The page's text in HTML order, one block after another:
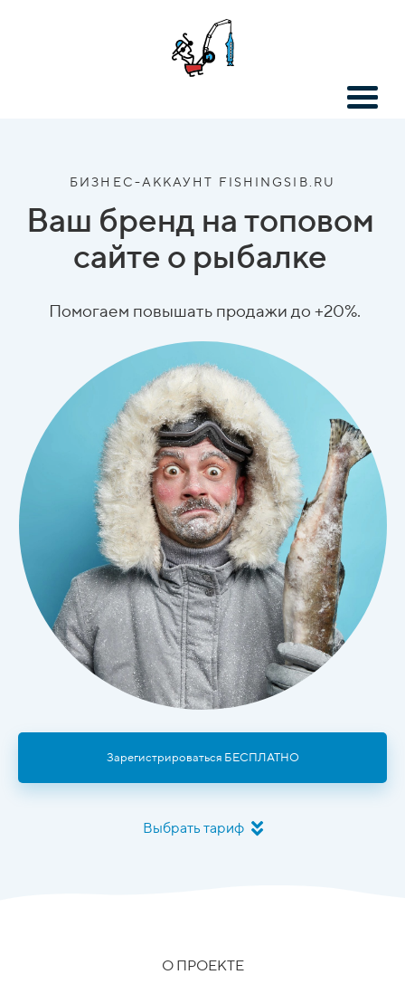
БИЗНЕС-АККАУНТ FISHINGSIB.RU
Ваш бренд на топовом
сайте о рыбалке
Помогаем повышать продажи до +20%.
Зарегистрироваться БЕСПЛАТНО
Выбрать тариф
О ПРОЕКТЕ